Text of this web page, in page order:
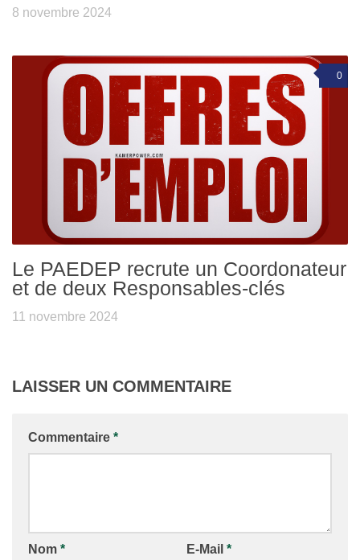
8 novembre 2024
0
Le PAEDEP recrute un Coordonateur
et de deux Responsables-clés
11 novembre 2024
LAISSER UN COMMENTAIRE
Commentaire *
Nom * E-Mail *